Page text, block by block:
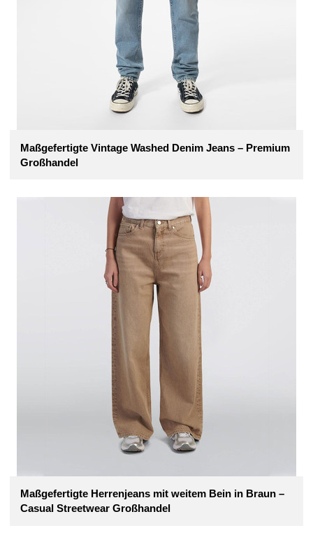
Maßgefertigte Vintage Washed Denim Jeans – Premium
Großhandel
Maßgefertigte Herrenjeans mit weitem Bein in Braun –
Casual Streetwear Großhandel